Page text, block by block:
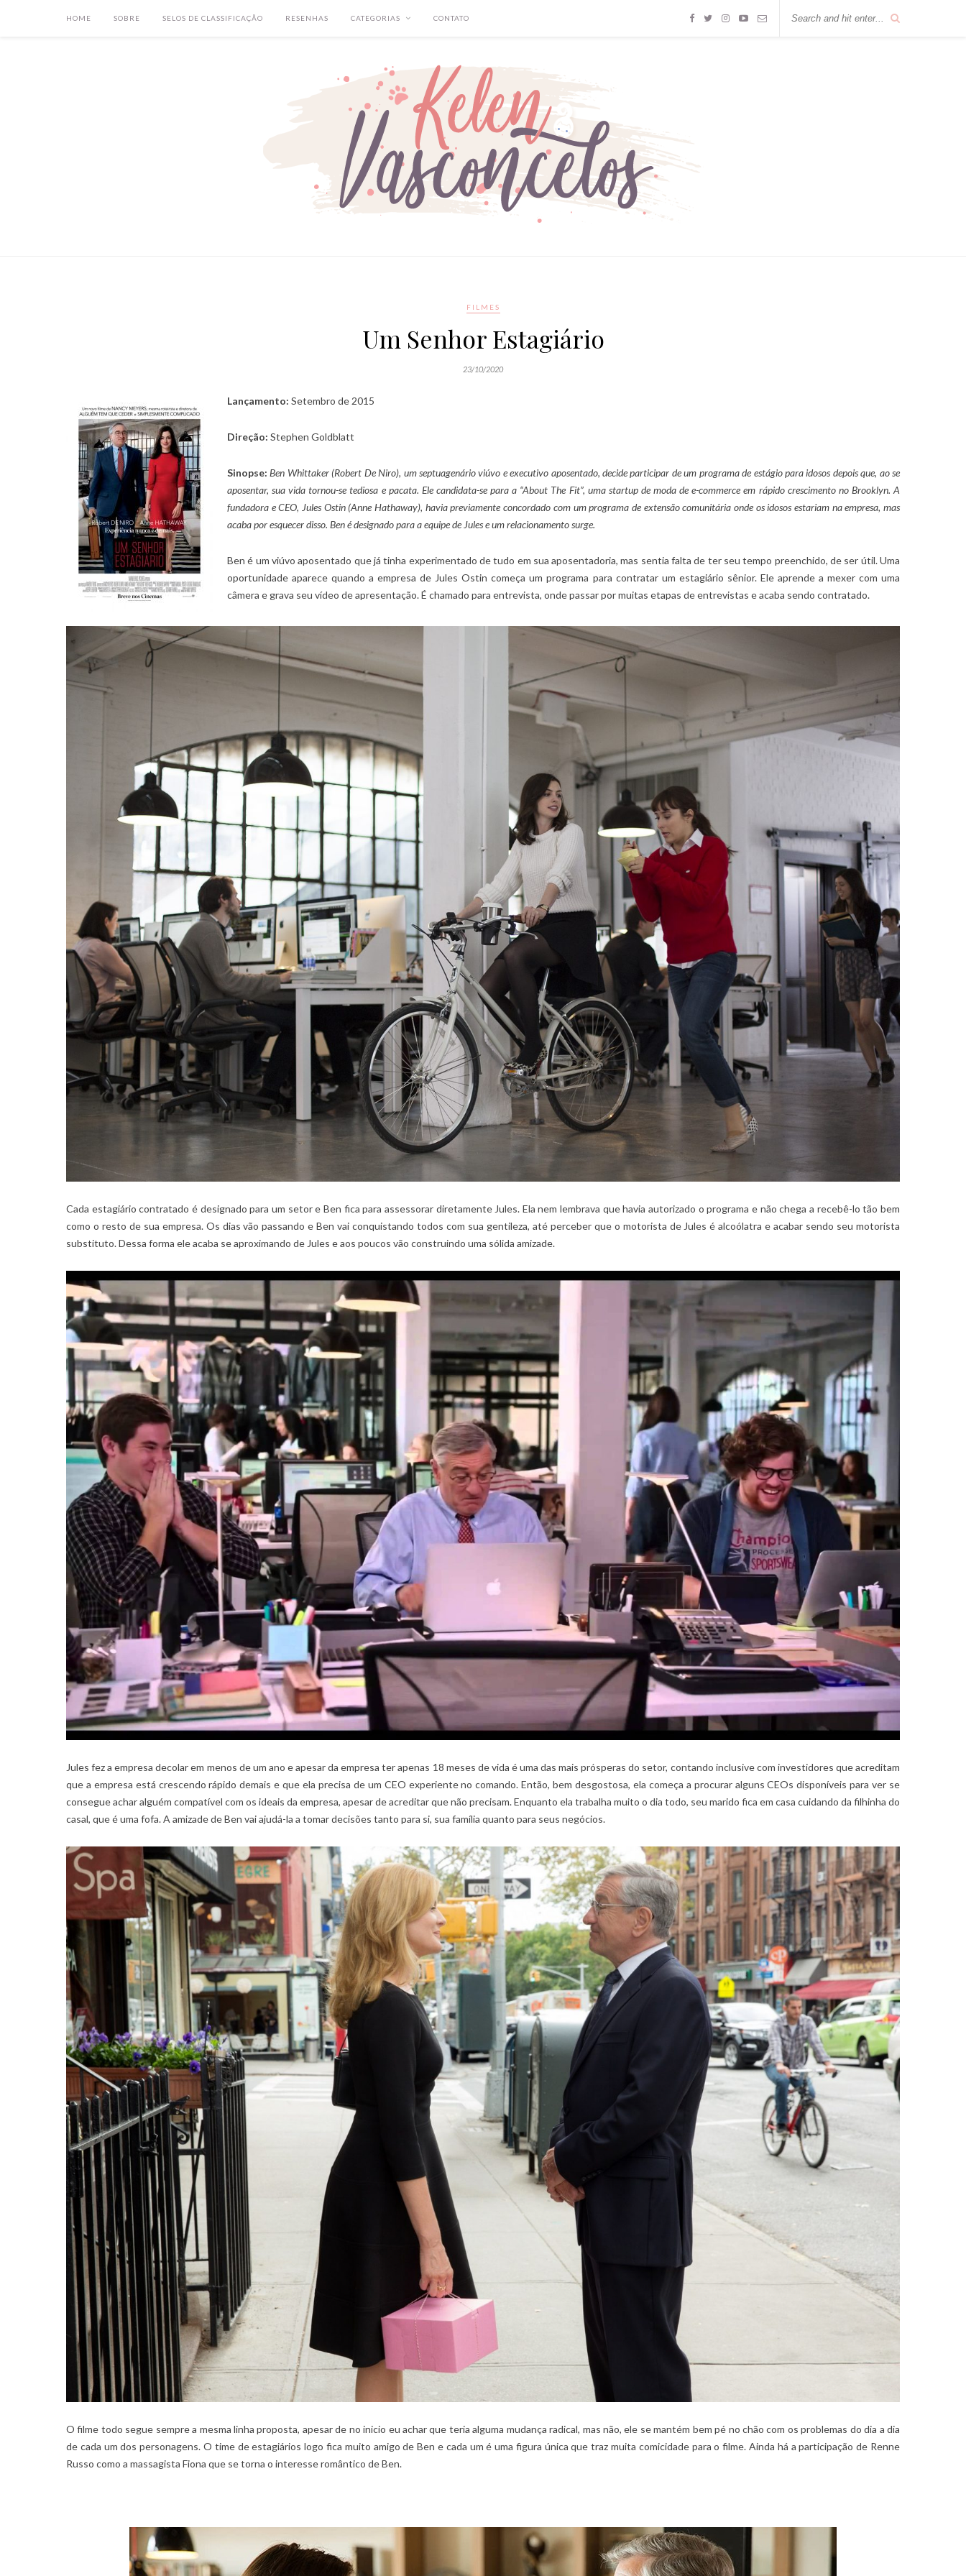
HOME SOBRE SELOS DE CLASSIFICAÇÃO RESENHAS CATEGORIAS CONTATO
FILMES
Um Senhor Estagiário
23/10/2020
Lançamento: Setembro de 2015
Direção: Stephen Goldblatt
Sinopse: Ben Whittaker (Robert De Niro), um septuagenário viúvo e executivo aposentado, decide participar de um programa de estágio para idosos depois que, ao se
aposentar, sua vida tornou-se tediosa e pacata. Ele candidata-se para a “About The Fit”, uma startup de moda de e-commerce em rápido crescimento no Brooklyn. A
fundadora e CEO, Jules Ostin (Anne Hathaway), havia previamente concordado com um programa de extensão comunitária onde os idosos estariam na empresa, mas
acaba por esquecer disso. Ben é designado para a equipe de Jules e um relacionamento surge.
Ben é um viúvo aposentado que já tinha experimentado de tudo em sua aposentadoria, mas sentia falta de ter seu tempo preenchido, de ser útil. Uma
oportunidade aparece quando a empresa de Jules Ostin começa um programa para contratar um estagiário sênior. Ele aprende a mexer com uma
câmera e grava seu vídeo de apresentação. É chamado para entrevista, onde passar por muitas etapas de entrevistas e acaba sendo contratado.
Cada estagiário contratado é designado para um setor e Ben fica para assessorar diretamente Jules. Ela nem lembrava que havia autorizado o programa e não chega a recebê-lo tão bem
como o resto de sua empresa. Os dias vão passando e Ben vai conquistando todos com sua gentileza, até perceber que o motorista de Jules é alcoólatra e acabar sendo seu motorista
substituto. Dessa forma ele acaba se aproximando de Jules e aos poucos vão construindo uma sólida amizade.
Jules fez a empresa decolar em menos de um ano e apesar da empresa ter apenas 18 meses de vida é uma das mais prósperas do setor, contando inclusive com investidores que acreditam
que a empresa está crescendo rápido demais e que ela precisa de um CEO experiente no comando. Então, bem desgostosa, ela começa a procurar alguns CEOs disponíveis para ver se
consegue achar alguém compatível com os ideais da empresa, apesar de acreditar que não precisam. Enquanto ela trabalha muito o dia todo, seu marido fica em casa cuidando da filhinha do
casal, que é uma fofa. A amizade de Ben vai ajudá-la a tomar decisões tanto para si, sua família quanto para seus negócios.
O filme todo segue sempre a mesma linha proposta, apesar de no inicio eu achar que teria alguma mudança radical, mas não, ele se mantém bem pé no chão com os problemas do dia a dia
de cada um dos personagens. O time de estagiários logo fica muito amigo de Ben e cada um é uma figura única que traz muita comicidade para o filme. Ainda há a participação de Renne
Russo como a massagista Fiona que se torna o interesse romântico de Ben.